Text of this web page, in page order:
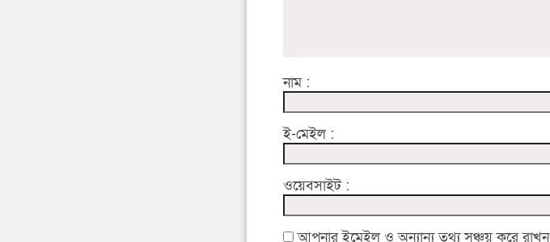
নাম :
ই-মেইল :
ওয়েবসাইট :
আপনার ইমেইল ও অন্যান্য তথ্য সঞ্চয় করে রাখুন